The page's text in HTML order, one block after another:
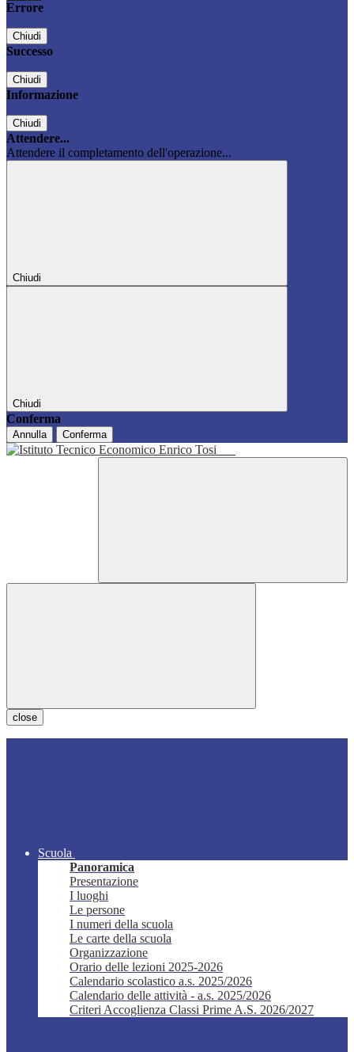
Errore
Chiudi
Successo
Chiudi
Informazione
Chiudi
Attendere...
Attendere il completamento dell'operazione...
Chiudi
Chiudi
Conferma
Annulla Conferma
close
Scuola
Panoramica
Presentazione
I luoghi
Le persone
I numeri della scuola
Le carte della scuola
Organizzazione
Orario delle lezioni 2025-2026
Calendario scolastico a.s. 2025/2026
Calendario delle attività - a.s. 2025/2026
Criteri Accoglienza Classi Prime A.S. 2026/2027